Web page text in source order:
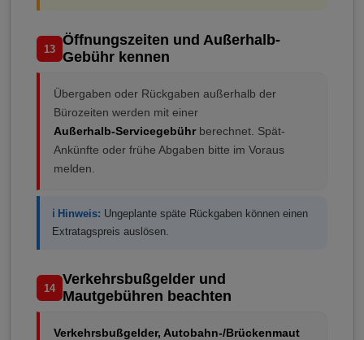
13
Öffnungszeiten und Außerhalb-
Gebühr kennen
Übergaben oder Rückgaben außerhalb der
Bürozeiten werden mit einer
Außerhalb-Servicegebührberechnet. Spät-
Ankünfte oder frühe Abgaben bitte im Voraus
melden.
ℹ️ Hinweis: Ungeplante späte Rückgaben können einen
Extratagspreis auslösen.
14
Verkehrsbußgelder und
Mautgebühren beachten
Verkehrsbußgelder, Autobahn-/Brückenmaut